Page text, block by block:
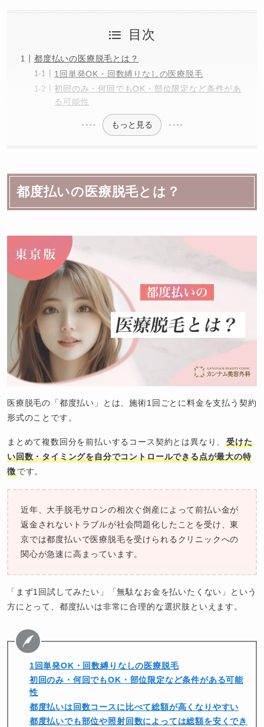
目次
都度払いの医療脱毛とは？
1回単発OK・回数縛りなしの医療脱毛
初回のみ・何回でもOK・部位限定など条件があ
る可能性
もっと見る
都度払いの医療脱毛とは？
医療脱毛の「都度払い」とは、施術1回ごとに料金を支払う契約
形式のことです。
まとめて複数回分を前払いするコース契約とは異なり、受けた
い回数・タイミングを自分でコントロールできる点が最大の特
徴です。
近年、大手脱毛サロンの相次ぐ倒産によって前払い金が
返金されないトラブルが社会問題化したことを受け、東
京では都度払いで医療脱毛を受けられるクリニックへの
関心が急速に高まっています。
「まず1回試してみたい」「無駄なお金を払いたくない」という
方にとって、都度払いは非常に合理的な選択肢といえます。
1回単発OK・回数縛りなしの医療脱毛
初回のみ・何回でもOK・部位限定など条件がある可能
性
都度払いは回数コースに比べて総額が高くなりやすい
都度払いでも部位や照射回数によっては総額を安くでき